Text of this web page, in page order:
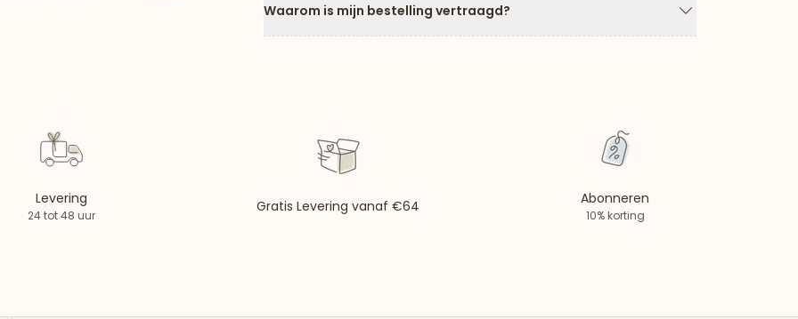
Waarom is mijn bestelling vertraagd?
Levering
24 tot 48 uur
Gratis Levering vanaf €64 Abonneren
10% korting